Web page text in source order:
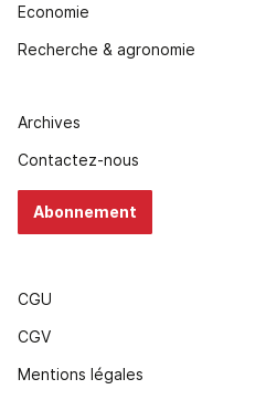
Economie
Recherche & agronomie
Archives
Contactez-nous
Abonnement
CGU
CGV
Mentions légales